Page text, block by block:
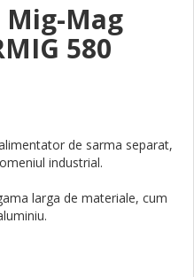
Mag
580
de sarma separat,
industrial.
larga de materiale, cum